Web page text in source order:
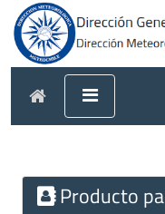
Producto